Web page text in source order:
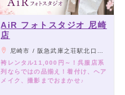
AiR フォトスタジオ 尼崎
店
尼崎市 / 阪急武庫之荘駅北口より徒歩約5分
袴レンタル11,000円～！呉服店系
列ならではの品揃え！着付け、ヘア
メイク、撮影までおまかせ♪